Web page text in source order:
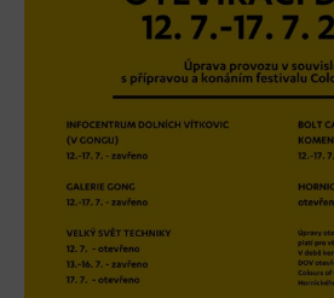
Kroužky pro děti
Výjezdní akce